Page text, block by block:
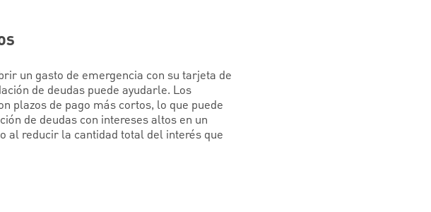
un gasto de emergencia con su tarjeta de
de deudas puede ayudarle. Los
plazos de pago más cortos, lo que puede
de deudas con intereses altos en un
al reducir la cantidad total del interés que